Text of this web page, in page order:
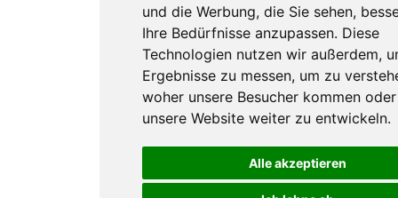
und die Werbung, die Sie sehen,
Ihre Bedürfnisse anzupassen. Diese
Technologien nutzen wir außerdem,
Ergebnisse zu messen, um zu
woher unsere Besucher kommen
unsere Website weiter zu entwickeln.
Alle akzeptieren